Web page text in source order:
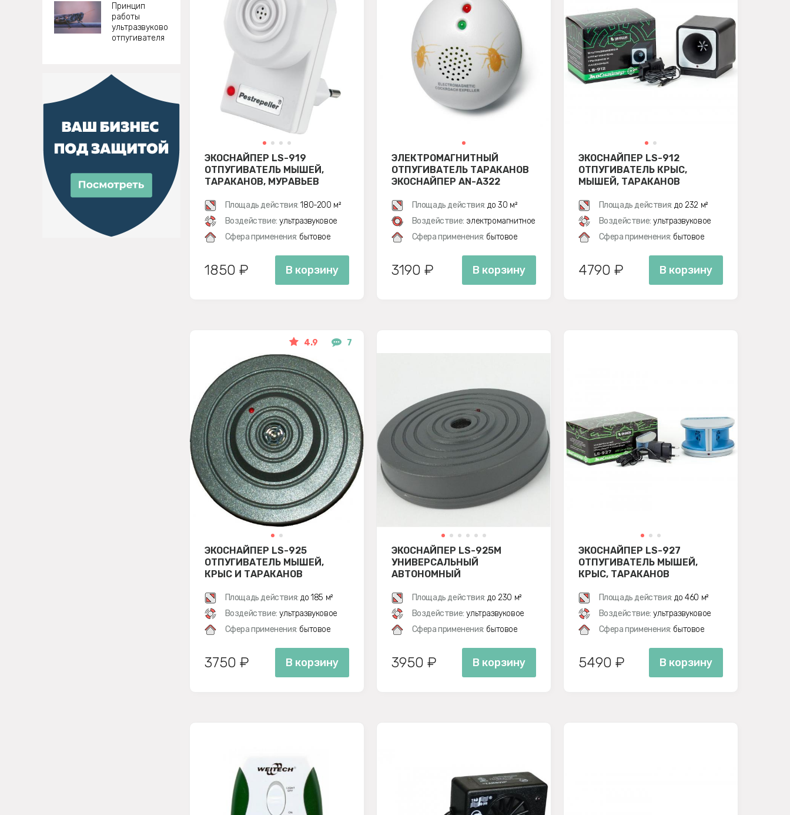
Принцип
работы
ультразвукового
отпугивателя
ЭКОСНАЙПЕР LS-919
ОТПУГИВАТЕЛЬ МЫШЕЙ,
ТАРАКАНОВ, МУРАВЬЕВ
Площадь действия: 180-200 м²
Воздействие: ультразвуковое
Сфера применения: бытовое
1850 ₽ В корзину
ЭЛЕКТРОМАГНИТНЫЙ
ОТПУГИВАТЕЛЬ ТАРАКАНОВ
ЭКОСНАЙПЕР AN-A322
Площадь действия: до 30 м²
Воздействие: электромагнитное
Сфера применения: бытовое
3190 ₽ В корзину
ЭКОСНАЙПЕР LS-912
ОТПУГИВАТЕЛЬ КРЫС,
МЫШЕЙ, ТАРАКАНОВ
Площадь действия: до 232 м²
Воздействие: ультразвуковое
Сфера применения: бытовое
4790 ₽ В корзину
4.9 7
ЭКОСНАЙПЕР LS-925
ОТПУГИВАТЕЛЬ МЫШЕЙ,
КРЫС И ТАРАКАНОВ
Площадь действия: до 185 м²
Воздействие: ультразвуковое
Сфера применения: бытовое
3750 ₽ В корзину
ЭКОСНАЙПЕР LS-925M
УНИВЕРСАЛЬНЫЙ
АВТОНОМНЫЙ
ОТПУГИВАТЕЛЬ КРЫС,
МЫШЕЙ И НАСЕКОМЫХ
Площадь действия: до 230 м²
Воздействие: ультразвуковое
Сфера применения: бытовое
3950 ₽ В корзину
ЭКОСНАЙПЕР LS-927
ОТПУГИВАТЕЛЬ МЫШЕЙ,
КРЫС, ТАРАКАНОВ
Площадь действия: до 460 м²
Воздействие: ультразвуковое
Сфера применения: бытовое
5490 ₽ В корзину